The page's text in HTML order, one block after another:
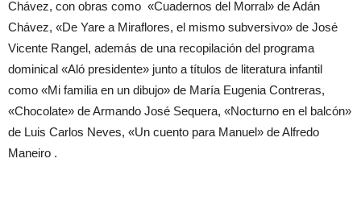
Chávez, con obras como «Cuadernos del Morral» de Adán
Chávez, «De Yare a Miraflores, el mismo subversivo» de José
Vicente Rangel, además de una recopilación del programa
dominical «Aló presidente» junto a títulos de literatura infantil
como «Mi familia en un dibujo» de María Eugenia Contreras,
«Chocolate» de Armando José Sequera, «Nocturno en el balcón»
de Luis Carlos Neves, «Un cuento para Manuel» de Alfredo
Maneiro .